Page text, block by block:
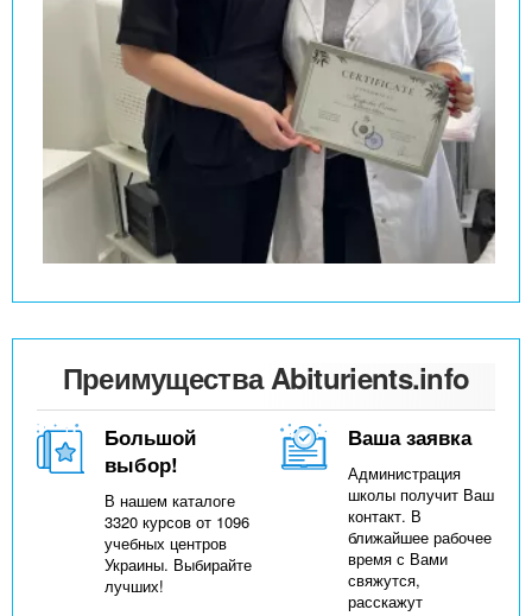
Преимущества Abiturients.info
Большой
выбор!
В нашем каталоге
3320 курсов от 1096
учебных центров
Украины. Выбирайте
лучших!
Ваша заявка
Администрация
школы получит Ваш
контакт. В
ближайшее рабочее
время с Вами
свяжутся,
расскажут